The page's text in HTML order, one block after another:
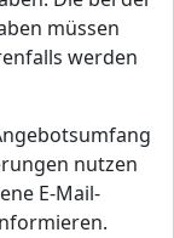
müssen
werden
nutzen
E-Mail-